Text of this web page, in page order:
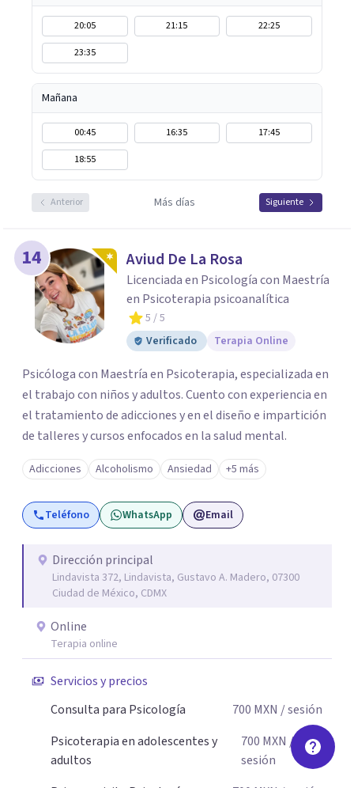
20:05 21:15
22:25
23:35
Mañana
00:45 16:35
17:45
18:55
Anterior Más días Siguiente
14 Aviud De La Rosa
Licenciada en Psicología con Maestría
en Psicoterapia psicoanalítica
5 / 5
Verificado
Terapia Online
Psicóloga con Maestría en Psicoterapia, especializada en
el trabajo con niños y adultos. Cuento con experiencia en
el tratamiento de adicciones y en el diseño e impartición
de talleres y cursos enfocados en la salud mental.
Adicciones Alcoholismo Ansiedad +5 más
Teléfono WhatsApp Email
Dirección principal
Lindavista 372, Lindavista, Gustavo A. Madero, 07300
Ciudad de México, CDMX
Online
Terapia online
Servicios y precios
Consulta para Psicología
700 MXN / sesión
Psicoterapia en adolescentes y
adultos
700 MXN /
sesión